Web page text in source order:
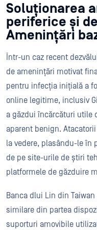
Soluționarea
periferice și
Amenințări
Într-un caz recent
de amenințări motivat
pentru infecția inițială a
online legitime, inclusiv
a găzdui încărcături utile
aparent benign.
la vedere, plasându-le în
de pe site-urile de știri
platformele de găzduire
Banca dlui Lin din
similare din partea
suporturi amovibile